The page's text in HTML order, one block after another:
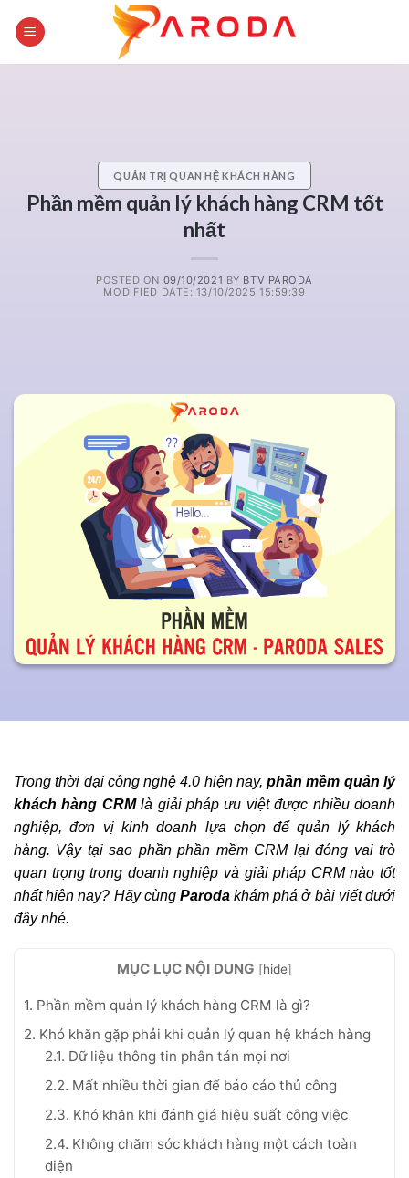
QUẢN TRỊ QUAN HỆ KHÁCH HÀNG
Phần mềm quản lý khách hàng CRM tốt
nhất
POSTED ON 09/10/2021 BY BTV PARODA
MODIFIED DATE: 13/10/2025 15:59:39
Trong thời đại công nghệ 4.0 hiện nay,phần mềm quản lý
khách hàng CRMlà giải pháp ưu việt được nhiều doanh
nghiệp, đơn vị kinh doanh lựa chọn để quản lý khách
hàng. Vậy tại sao phần phần mềm CRM lại đóng vai trò
quan trọng trong doanh nghiệp và giải pháp CRM nào tốt
nhất hiện nay? Hãy cùng Paroda khám phá ở bài viết dưới
đây nhé.
MỤC LỤC NỘI DUNG [hide]
1. Phần mềm quản lý khách hàng CRM là gì?
2. Khó khăn gặp phải khi quản lý quan hệ khách hàng
2.1. Dữ liệu thông tin phân tán mọi nơi
2.2. Mất nhiều thời gian để báo cáo thủ công
2.3. Khó khăn khi đánh giá hiệu suất công việc
2.4. Không chăm sóc khách hàng một cách toàn
diện